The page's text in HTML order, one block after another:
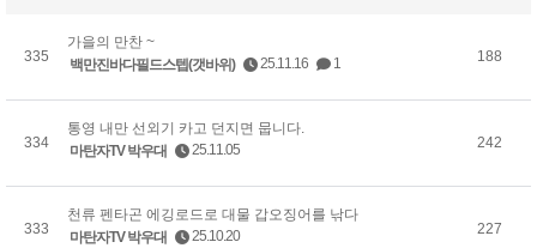
335
가을의 만찬 ~
백만진바다필드스텝(갯바위)
25.11.16 1 188
334
통영 내만 선외기 카고 던지면 뭅니다.
마탄자TV 박우대
25.11.05 242
333
천류 펜타곤 에깅로드로 대물 갑오징어를 낚다
마탄자TV 박우대
25.10.20 227